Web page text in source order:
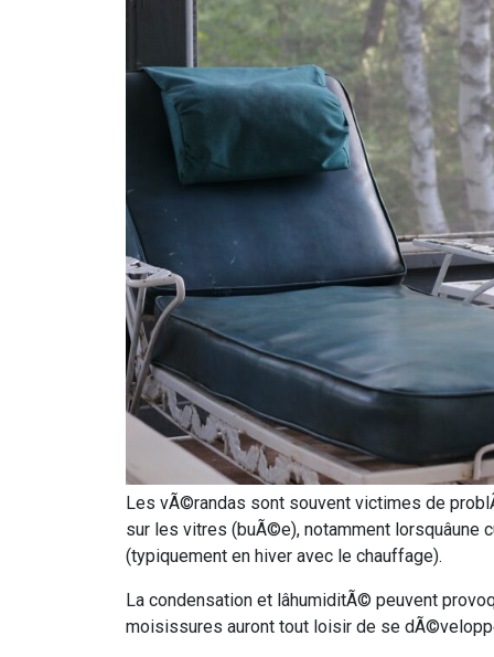
Les vÃ©randas sont souvent victimes de
sur les vitres (buÃ©e), notamment
(typiquement en hiver avec le chauffage).
La condensation et lâhumiditÃ© peuvent
moisissures auront tout loisir de se